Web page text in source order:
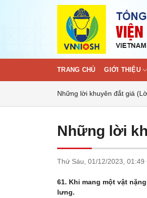
TRANG CHỦ GIỚI THIỆU
Những lời khuyên đắt giá
Những lời
Thứ Sáu, 01/12/2023, 01:49
61. Khi mang một vật
lưng.